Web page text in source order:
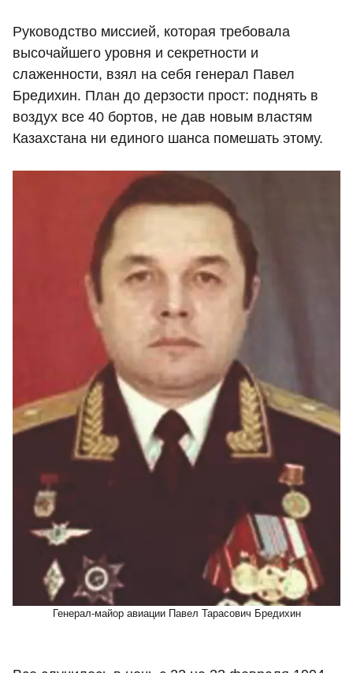
Руководство миссией, которая требовала
высочайшего уровня и секретности и
слаженности, взял на себя генерал Павел
Бредихин. План до дерзости прост: поднять в
воздух все 40 бортов, не дав новым властям
Казахстана ни единого шанса помешать этому.
Генерал-майор авиации Павел Тарасович Бредихин